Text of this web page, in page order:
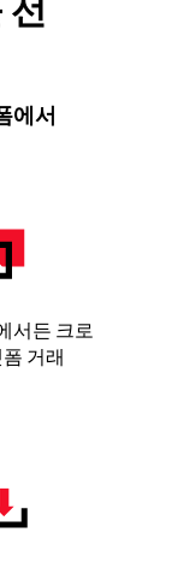
선
에서
서든 크로
거래